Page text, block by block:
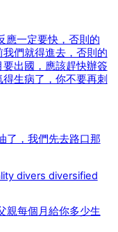
應一定要快，否則的
們就得進去，否則的
出國，應該趕快辦簽
生病了，你不要再刺
了，我們先去路口那
divers diversified
親每個月給你多少生